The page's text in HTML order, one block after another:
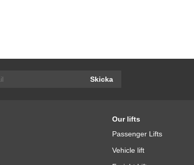
Skicka
Our lifts
Passenger Lifts
Vehicle lift